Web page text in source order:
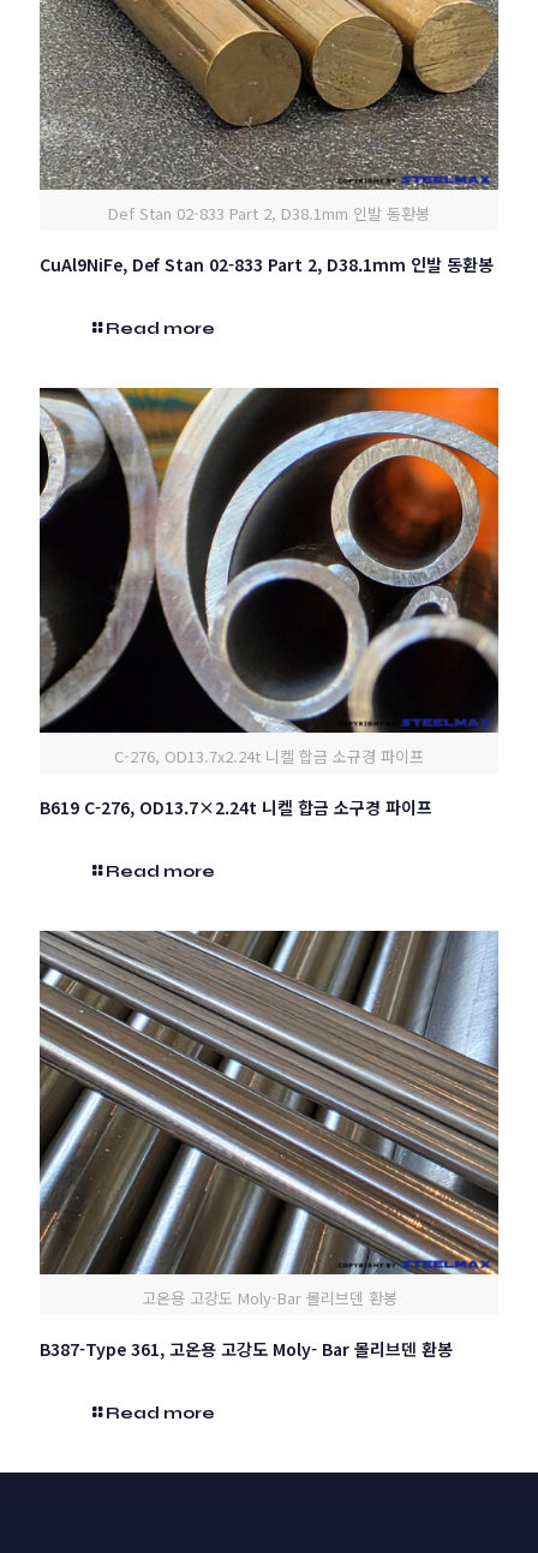
Def Stan 02-833 Part 2, D38.1mm 인발 동환봉
CuAl9NiFe, Def Stan 02-833 Part 2, D38.1mm 인발 동환봉
Read more
C-276, OD13.7x2.24t 니켈 합금 소규경 파이프
B619 C-276, OD13.7×2.24t 니켈 합금 소구경 파이프
Read more
고온용 고강도 Moly-Bar 몰리브덴 환봉
B387-Type 361, 고온용 고강도 Moly- Bar 몰리브덴 환봉
Read more